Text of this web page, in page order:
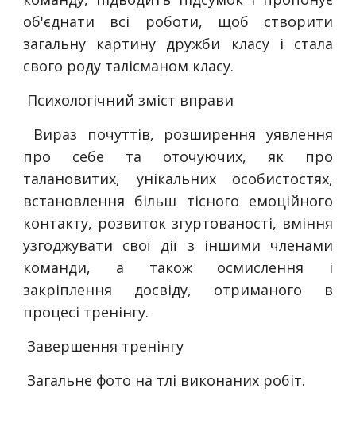
об'єднати всі роботи, щоб створити
загальну картину дружби класу і стала
свого роду талісманом класу.
Психологічний зміст вправи
Вираз почуттів, розширення уявлення
про себе та оточуючих, як про
талановитих, унікальних особистостях,
встановлення більш тісного емоційного
контакту, розвиток згуртованості, вміння
узгоджувати свої дії з іншими членами
команди, а також осмислення і
закріплення досвіду, отриманого в
процесі тренінгу.
Завершення тренінгу
Загальне фото на тлі виконаних робіт.